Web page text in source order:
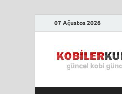
07 Ağustos 2026